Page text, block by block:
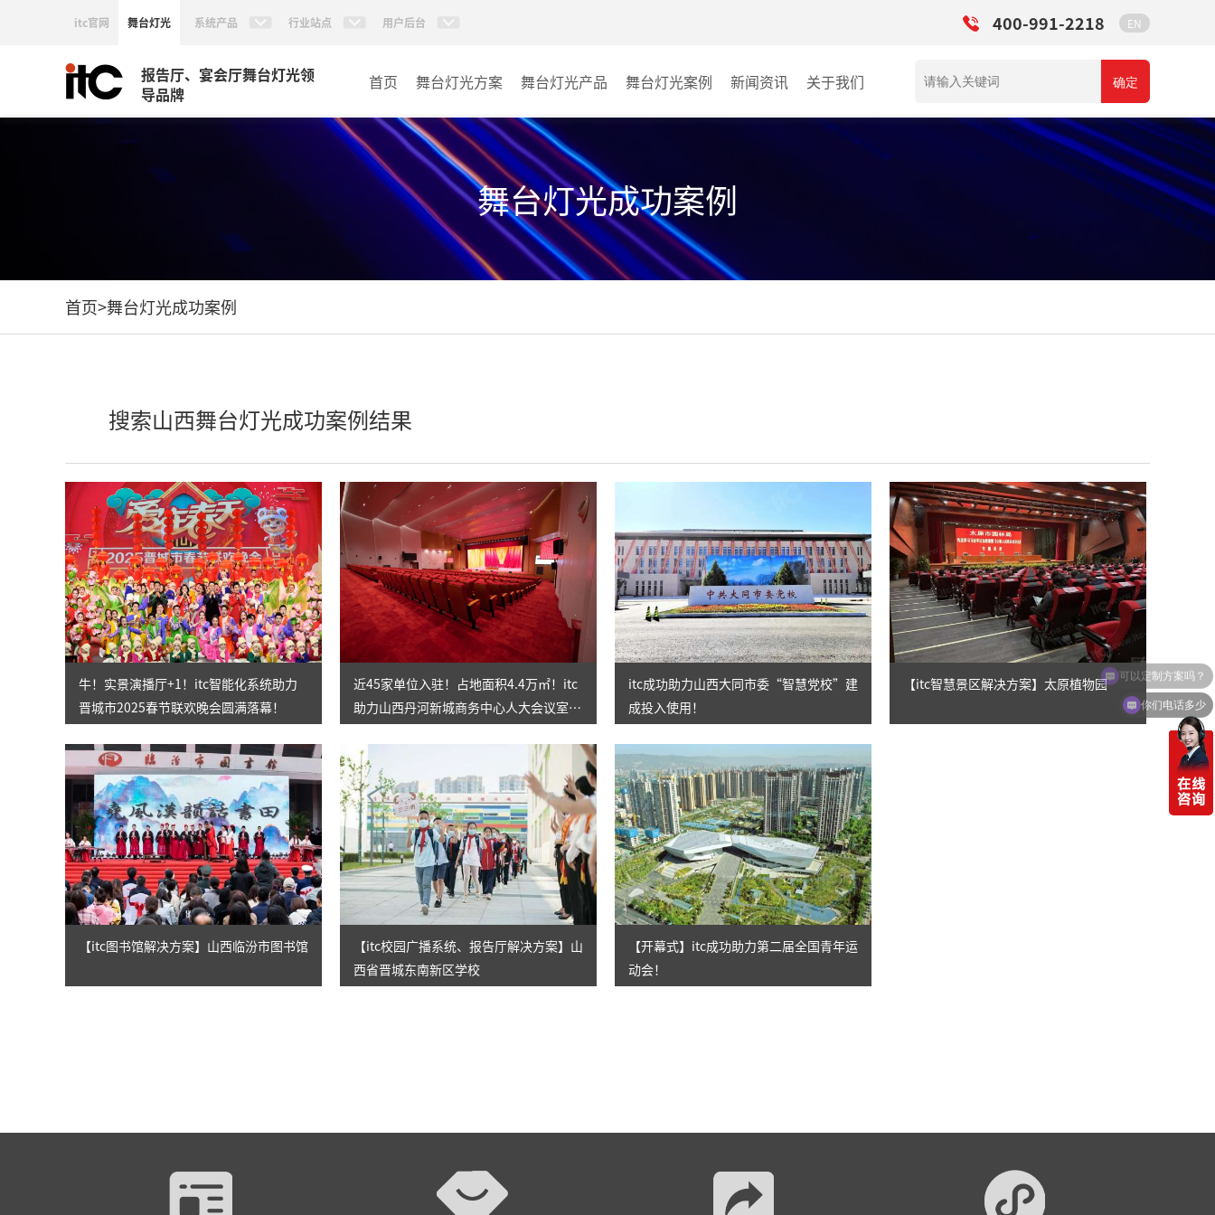
itc官网 舞台灯光 系统产品 行业站点 用户后台 400-991-2218 EN
报告厅、宴会厅舞台灯光领
导品牌
首页 舞台灯光方案 舞台灯光产品
AI智慧声光电视讯管控平
台
特效设备
控台
激光灯
AI智慧舞台机械系统
舞台幕布
辅件耗材
舞台灯光案例
宴会厅
娱乐演出
其它
新闻资讯 关于我们 确定
舞台灯光成功案例
首页>舞台灯光成功案例
搜索山西舞台灯光成功案例结果
牛！实景演播厅+1！itc智能化系统助力
晋城市2025春节联欢晚会圆满落幕！
近45家单位入驻！占地面积4.4万㎡！itc
助力山西丹河新城商务中心人大会议室、
itc成功助力山西大同市委“智慧党校”建
成投入使用！
【itc智慧景区解决方案】太原植物园
【itc图书馆解决方案】山西临汾市图书馆
【itc校园广播系统、报告厅解决方案】山
西省晋城东南新区学校
【开幕式】itc成功助力第二届全国青年运
动会！
你们电话多少
可以定制方案吗？